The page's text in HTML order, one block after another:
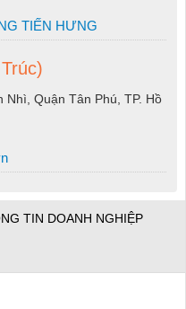
TIẾN HƯNG
Quận Tân Phú, TP. Hồ
TIN DOANH NGHIỆP